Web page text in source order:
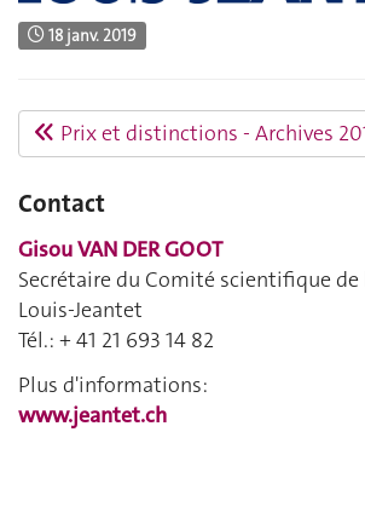
18 janv. 2019
Prix et distinctions - Archives
Contact
Gisou VAN DER GOOT
Secrétaire du Comité scientifique
Louis-Jeantet
Tél.: + 41 21 693 14 82
Plus d'informations:
www.jeantet.ch